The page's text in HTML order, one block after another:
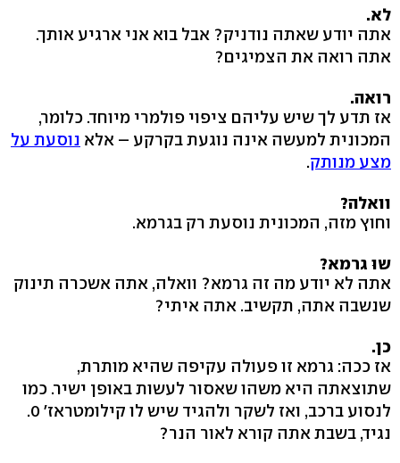
לא.
אתה יודע שאתה נודניק? אבל בוא אני ארגיע אותך.
אתה רואה את הצמיגים?
רואה.
אז תדע לך שיש עליהם ציפוי פולמרי מיוחד. כלומר,
המכונית למעשה אינה נוגעת בקרקע – אלא נוסעת על
מצע מנותק.
וואלה?
וחוץ מזה, המכונית נוסעת רק בגרמא.
שוּ גרמא?
אתה לא יודע מה זה גרמא? וואלה, אתה אשכרה תינוק
שנשבה אתה, תקשיב. אתה איתי?
כן.
אז ככה: גרמא זו פעולה עקיפה שהיא מותרת,
שתוצאתה היא משהו שאסור לעשות באופן ישיר. כמו
לנסוע ברכב, ואז לשקר ולהגיד שיש לו קילומטראז' 0.
נגיד, בשבת אתה קורא לאור הנר?